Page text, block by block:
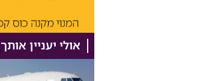
אולי יעניין אותך